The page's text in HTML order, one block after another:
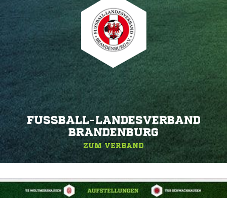
FUSSBALL-LANDESVERBAND B
RANDENBURG
ZUM VERBAND